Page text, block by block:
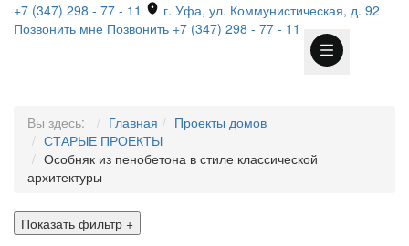
+7 (347) 298 - 77 - 11
г. Уфа, ул. Коммунистическая, д. 92
Позвонить мне Позвонить +7 (347) 298 - 77 - 11
Вы здесь: Главная
Проекты домов
СТАРЫЕ ПРОЕКТЫ
Особняк из пенобетона в стиле классической
архитектуры
Показать фильтр +